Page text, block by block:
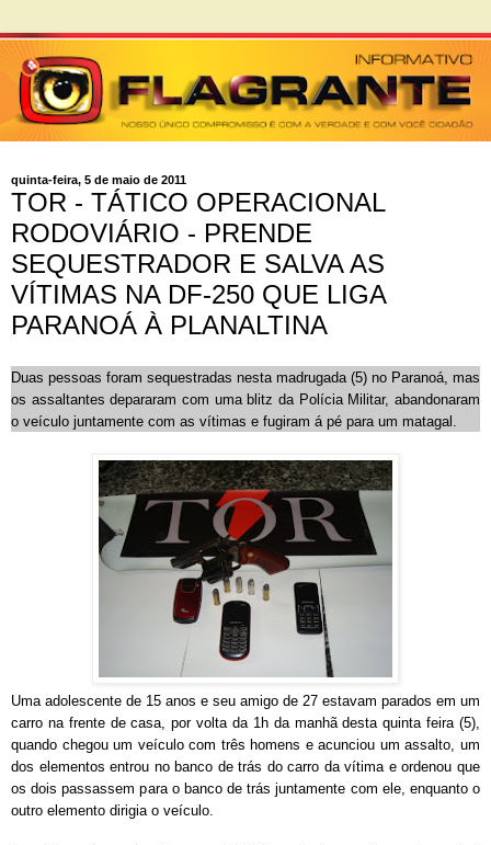
quinta-feira, 5 de maio de 2011
TOR - TÁTICO OPERACIONAL
RODOVIÁRIO - PRENDE
SEQUESTRADOR E SALVA AS
VÍTIMAS NA DF-250 QUE LIGA
PARANOÁ À PLANALTINA
Duas pessoas foram sequestradas nesta madrugada (5) no Paranoá, mas
os assaltantes depararam com uma blitz da Polícia Militar, abandonaram
o veículo juntamente com as vítimas e fugiram á pé para um matagal.
Uma adolescente de 15 anos e seu amigo de 27 estavam parados em um
carro na frente de casa, por volta da 1h da manhã desta quinta feira (5),
quando chegou um veículo com três homens e acunciou um assalto, um
dos elementos entrou no banco de trás do carro da vítima e ordenou que
os dois passassem para o banco de trás juntamente com ele, enquanto o
outro elemento dirigia o veículo.